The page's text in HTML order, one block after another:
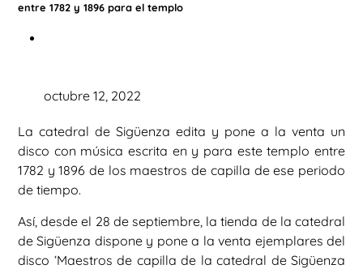
entre 1782 y 1896 para el templo
octubre 12, 2022
La catedral de Sigüenza edita y pone a la venta un
disco con música escrita en y para este templo entre
1782 y 1896 de los maestros de capilla de ese periodo
de tiempo.
Así, desde el 28 de septiembre, la tienda de la catedral
de Sigüenza dispone y pone a la venta ejemplares del
disco ‘Maestros de capilla de la catedral de Sigüenza